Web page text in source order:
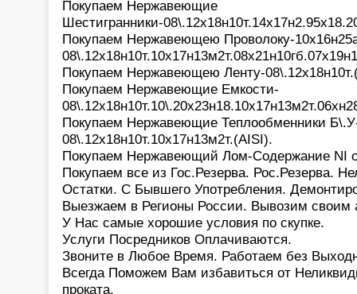
Покупаем Нержавеющие
Шестигранники-
Покупаем Нержавеющею Проволоку-
Покупаем Нержавеющею Ленту-
Покупаем Нержавеющие Емкости-
Покупаем Нержавеющие Теплообменники
08\.12х18н10т.10х17н13м2т.(AISI).
Покупаем Нержавеющий Лом-Содержание NI
Покупаем все из Гос.Резерва. Рос.Резерва.
Остатки. С Бывшего Употребления.
Выезжаем в Регионы России. Вывозим своим
У Нас самые хорошие условия по скупке.
Услуги Посредников Оплачиваются.
Звоните в Любое Время. Работаем без
Всегда Поможем Вам избавиться от
проката.